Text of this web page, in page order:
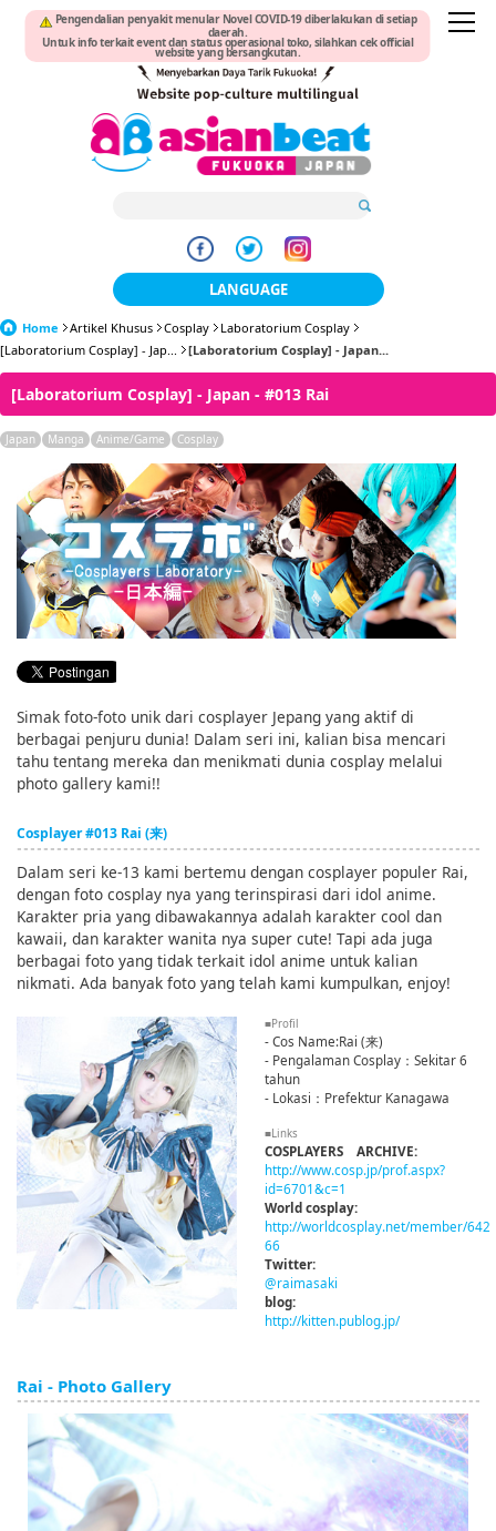
Pengendalian penyakit menular Novel COVID-19 diberlakukan di setiap
daerah.
Untuk info terkait event dan status operasional toko, silahkan cek official
website yang bersangkutan.
LANGUAGE
日本語
한국어
簡体中文
繁體中文
English
ภาษาไทย
tiéng Viêt
Home Artikel Khusus Cosplay
Laboratorium Cosplay
[Laboratorium Cosplay] - Jap...
[Laboratorium Cosplay] - Japan...
[Laboratorium Cosplay] - Japan - #013 Rai
Japan Manga Anime/Game Cosplay
Simak foto-foto unik dari cosplayer Jepang yang aktif di
berbagai penjuru dunia! Dalam seri ini, kalian bisa mencari
tahu tentang mereka dan menikmati dunia cosplay melalui
photo gallery kami!!
Cosplayer #013 Rai (来)
Dalam seri ke-13 kami bertemu dengan cosplayer populer Rai,
dengan foto cosplay nya yang terinspirasi dari idol anime.
Karakter pria yang dibawakannya adalah karakter cool dan
kawaii, dan karakter wanita nya super cute! Tapi ada juga
berbagai foto yang tidak terkait idol anime untuk kalian
nikmati. Ada banyak foto yang telah kami kumpulkan, enjoy!
■Profil
- Cos Name:Rai (来)
- Pengalaman Cosplay：Sekitar 6
tahun
- Lokasi：Prefektur Kanagawa
■Links
COSPLAYERS ARCHIVE:
http://www.cosp.jp/prof.aspx?
id=6701&c=1
World cosplay:
http://worldcosplay.net/member/642
66
Twitter:
@raimasaki
blog:
http://kitten.publog.jp/
Rai - Photo Gallery